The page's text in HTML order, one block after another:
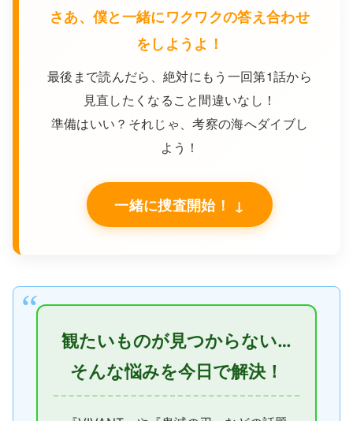
さあ、僕と一緒にワクワクの答え合わせ
をしようよ！
最後まで読んだら、絶対にもう一回第1話から
見直したくなること間違いなし！
準備はいい？それじゃ、考察の海へダイブし
よう！
一緒に捜査開始！ ↓
観たいものが見つからない…
そんな悩みを今日で解決！